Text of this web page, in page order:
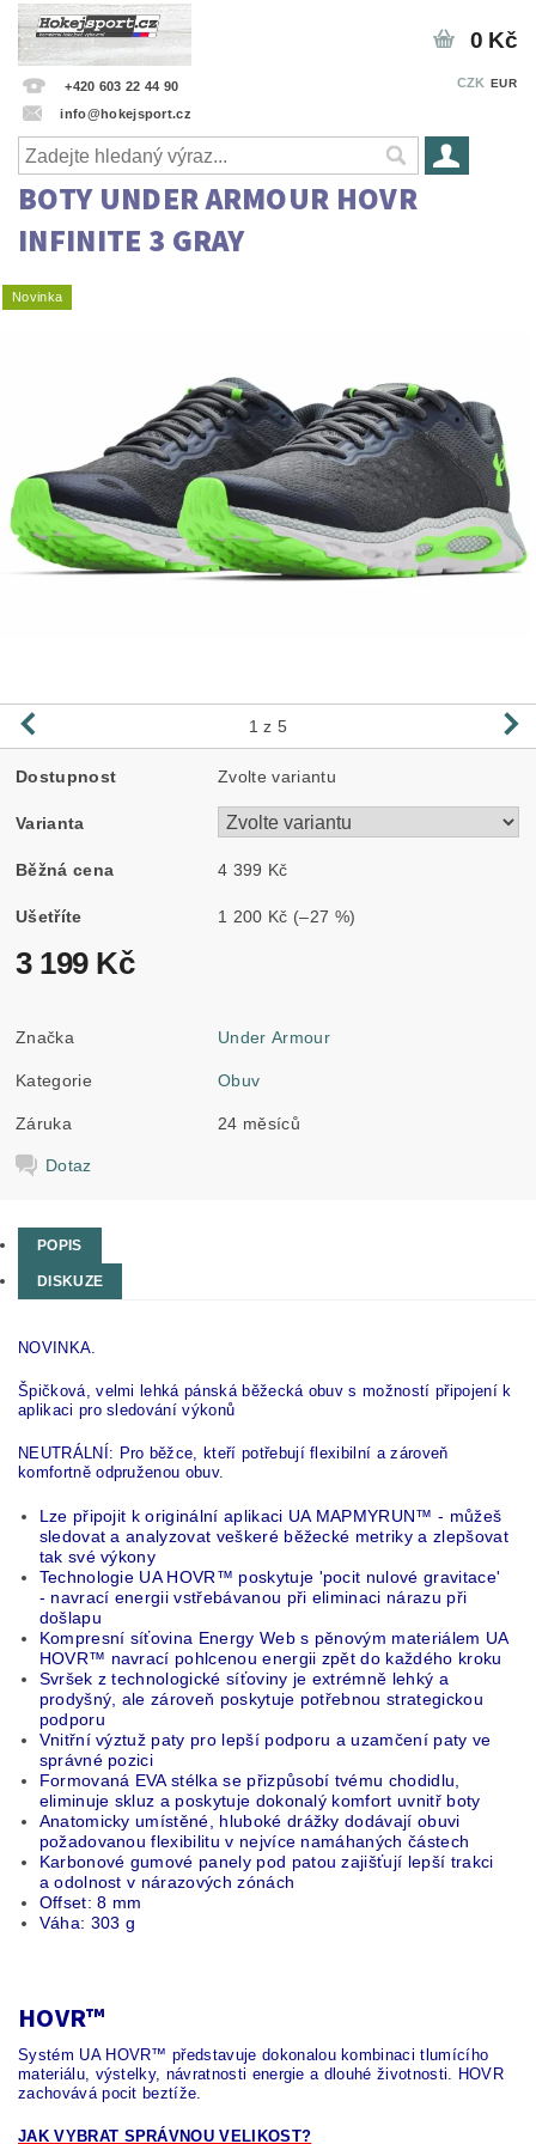
+420 603 22 44 90
info@hokejsport.cz
CZK EUR
0 Kč
BOTY UNDER ARMOUR HOVR
INFINITE 3 GRAY
Novinka
1 z 5
Dostupnost Zvolte variantu
Varianta
Běžná cena 4 399 Kč
Ušetříte 1 200 Kč (–27 %)
3 199 Kč
Značka Under Armour
Kategorie Obuv
Záruka 24 měsíců
Dotaz
POPIS
DISKUZE
NOVINKA.
Špičková, velmi lehká pánská běžecká obuv s možností připojení k
aplikaci pro sledování výkonů
NEUTRÁLNÍ: Pro běžce, kteří potřebují flexibilní a zároveň
komfortně odpruženou obuv.
Lze připojit k originální aplikaci UA MAPMYRUN™ - můžeš
sledovat a analyzovat veškeré běžecké metriky a zlepšovat
tak své výkony
Technologie UA HOVR™ poskytuje 'pocit nulové gravitace'
- navrací energii vstřebávanou při eliminaci nárazu při
došlapu
Kompresní síťovina Energy Web s pěnovým materiálem UA
HOVR™ navrací pohlcenou energii zpět do každého kroku
Svršek z technologické síťoviny je extrémně lehký a
prodyšný, ale zároveň poskytuje potřebnou strategickou
podporu
Vnitřní výztuž paty pro lepší podporu a uzamčení paty ve
správné pozici
Formovaná EVA stélka se přizpůsobí tvému chodidlu,
eliminuje skluz a poskytuje dokonalý komfort uvnitř boty
Anatomicky umístěné, hluboké drážky dodávají obuvi
požadovanou flexibilitu v nejvíce namáhaných částech
Karbonové gumové panely pod patou zajišťují lepší trakci
a odolnost v nárazových zónách
Offset: 8 mm
Váha: 303 g
HOVR™
Systém UA HOVR™ představuje dokonalou kombinaci tlumícího
materiálu, výstelky, návratnosti energie a dlouhé životnosti. HOVR
zachovává pocit beztíže.
JAK VYBRAT SPRÁVNOU VELIKOST?